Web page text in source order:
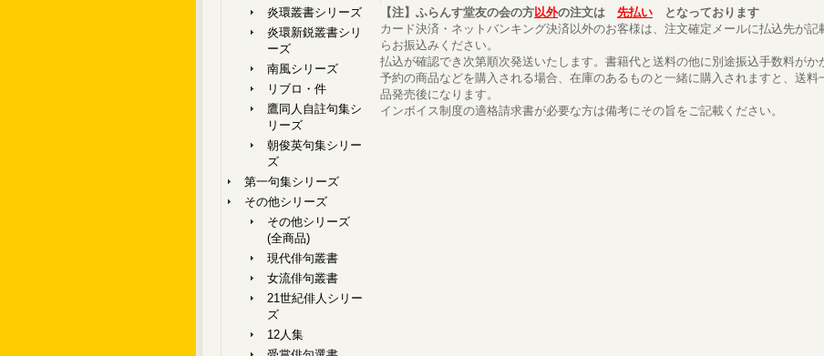
炎環叢書シリーズ
炎環新鋭叢書シリ
ーズ
南風シリーズ
リブロ・件
鷹同人自註句集シ
リーズ
朝俊英句集シリー
ズ
第一句集シリーズ
その他シリーズ
その他シリーズ
(全商品)
現代俳句叢書
女流俳句叢書
21世紀俳人シリー
ズ
12人集
【注】ふらんす堂友の会の方以外の注文は 先払い となっております
カード決済・ネットバンキング決済以外のお客様は、注文確定メールに払込先が
らお振込みください。
払込が確認でき次第順次発送いたします。書籍代と送料の他に別途振込手数料がか
予約の商品などを購入される場合、在庫のあるものと一緒に購入されますと、送
品発売後になります。
インボイス制度の適格請求書が必要な方は備考にその旨をご記載ください。